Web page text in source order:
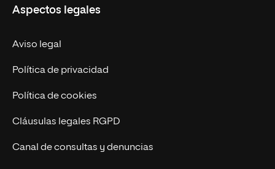
Trabaja en UNIR
Actualidad
Contáctanos
Aspectos legales
Aviso legal
Política de privacidad
Política de cookies
Cláusulas legales RGPD
Canal de consultas y denuncias